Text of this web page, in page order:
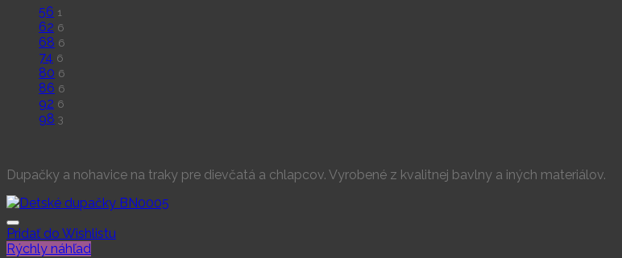
56 1
62 6
68 6
74 6
80 6
86 6
92 6
98 3
Dupačky a nohavice na traky pre dievčatá a chlapcov. Vyrobené z kvalitnej bavlny a iných materiálov.
Pridať do Wishlistu
Rýchly náhľad